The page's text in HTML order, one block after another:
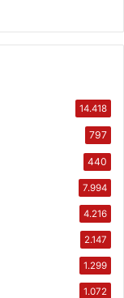
14.418
797
440
7.994
4.216
2.147
1.299
1.072